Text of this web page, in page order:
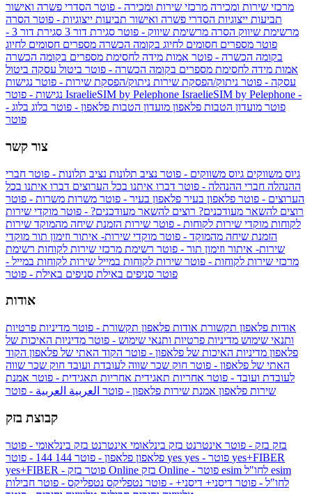
מרכזי שירות ומכירה מרכזי שירות ומכירה - פוטר הסדרי פשרה ואישור
תביעות ייצוגיות הסדרי פשרה ואישור תביעות ייצוגיות - פוטר הסרה
מרשימת שיווק הסרה מרשימת שיווק - פוטר סגירת דור 3
סגירת דור 3 -
פוטר מספרים חסומים לחיוג בקומה הכשרה מספרים חסומים לחיוג
בקומה הכשרה - פוטר אמות מידה לחסימת מספרים בקומה הכשרה
אמות מידה לחסימת מספרים בקומה הכשרה - פוטר ביטול עסקה ביטול
עסקה - פוטר ניתוק/הפסקת שירות ניתוק/הפסקת שירות - פוטר נגישות
IsraelieSIM by Pelephone IsraelieSIM by Pelephone -
פוטר מועדון הטבות פלאפון מועדון הטבות פלאפון - פוטר בלוג בלוג -
פוטר
צור קשר
גיוס משווקים גיוס משווקים - פוטר נציב תלונות נציב תלונות - פוטר חברי
ההנהלה חברי ההנהלה - פוטר דברו איתנו בכל הערוצים דברו איתנו בכל
הערוצים - פוטר פלאפון בעיר פלאפון בעיר - פוטר משרות משרות - פוטר
רוצים להשאר מעודכנים? רוצים להשאר מעודכנים? - פוטר מוקדי שירות
לקוחות מוקדי שירות לקוחות - פוטר שירות הזמנת שיחה מהמוקד שירות
הזמנת שיחה מהמוקד - פוטר מוקדי שירות- איתור וזימון תור מוקדי
שירות- איתור וזימון תור - פוטר רשימת מרכזי שירות לקוחות רשימת
מרכזי שירות לקוחות - פוטר שירות לקוחות במייל שירות לקוחות במייל -
פוטר סניפים באילת סניפים באילת - פוטר
אודות
אודות פלאפון תקשורת אודות פלאפון תקשורת - פוטר מדיניות פרטיות
ותנאי שימוש מדיניות פרטיות ותנאי שימוש - פוטר מדיניות האיכות של
פלאפון מדיניות האיכות של פלאפון - פוטר הקוד האתי של פלאפון הקוד
האתי של פלאפון - פוטר חוק שכר שווה לעובדת ועובד חוק שכר שווה
לעובדת ועובד - פוטר אחריות תאגידית אחריות תאגידית - פוטר אמנת
שירות פלאפון אמנת שירות פלאפון - פוטר العربية العربية - פוטר
קבוצת בזק
בזק בזק - פוטר אינטרנט בזק בינלאומי אינטרנט בזק בינלאומי - פוטר
פלאפון פלאפון - פוטר 144 yes
yes+FIBER
yes+FIBER - פוטר בזק Online
esim
לחו"ל - פוטר דיסני+ דיסני+ - פוטר נטפליקס נטפליקס - פוטר חבילות